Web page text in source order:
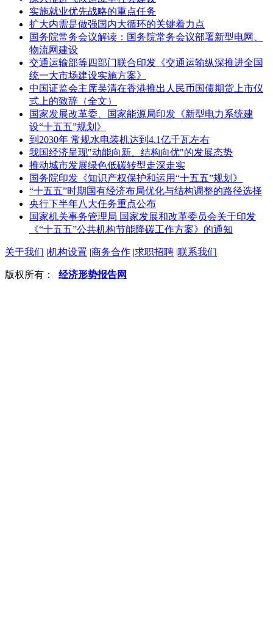
实施就业优先战略的重点任务
扩大内需是做强国内大循环的关键着力点
国务院常务会议解读：国务院常务会议部署新型电网、
物流网建设
交通运输部等四部门联合印发《交通运输纵深推进全国
统一大市场建设实施方案》
中国证监会主席吴清在香港推出人民币国债期货上市仪
式上的致辞（全文）
国家发展改革委、国家能源局印发《新型电力系统建
设“十五五”规划》
到2030年 常规水电装机达到4.1亿千瓦左右
我国经济呈现"动能向新、结构向优"的发展态势
推动城市发展绿色低碳转型走深走实
国务院印发《知识产权保护和运用“十五五”规划》
“十五五”时期国有经济布局优化与结构调整的路径选择
央行下半年八大任务重点公布
国家机关事务管理局 国家发展和改革委员会关于印发
《“十五五”公共机构节能降碳工作方案》的通知
关于我们 |机构设置 |商务合作 |求职招聘 |联系我们
版权所有： 经济形势报告网